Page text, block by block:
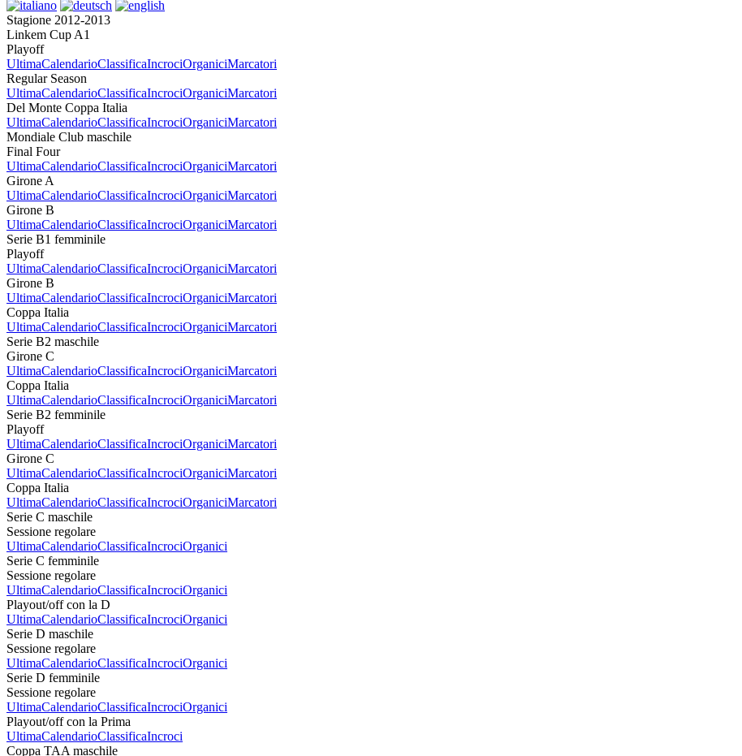
Stagione 2012-2013
Linkem Cup A1
Playoff
UltimaCalendarioClassificaIncrociOrganiciMarcatori
Regular Season
UltimaCalendarioClassificaIncrociOrganiciMarcatori
Del Monte Coppa Italia
UltimaCalendarioClassificaIncrociOrganiciMarcatori
Mondiale Club maschile
Final Four
UltimaCalendarioClassificaIncrociOrganiciMarcatori
Girone A
UltimaCalendarioClassificaIncrociOrganiciMarcatori
Girone B
UltimaCalendarioClassificaIncrociOrganiciMarcatori
Serie B1 femminile
Playoff
UltimaCalendarioClassificaIncrociOrganiciMarcatori
Girone B
UltimaCalendarioClassificaIncrociOrganiciMarcatori
Coppa Italia
UltimaCalendarioClassificaIncrociOrganiciMarcatori
Serie B2 maschile
Girone C
UltimaCalendarioClassificaIncrociOrganiciMarcatori
Coppa Italia
UltimaCalendarioClassificaIncrociOrganiciMarcatori
Serie B2 femminile
Playoff
UltimaCalendarioClassificaIncrociOrganiciMarcatori
Girone C
UltimaCalendarioClassificaIncrociOrganiciMarcatori
Coppa Italia
UltimaCalendarioClassificaIncrociOrganiciMarcatori
Serie C maschile
Sessione regolare
UltimaCalendarioClassificaIncrociOrganici
Serie C femminile
Sessione regolare
UltimaCalendarioClassificaIncrociOrganici
Playout/off con la D
UltimaCalendarioClassificaIncrociOrganici
Serie D maschile
Sessione regolare
UltimaCalendarioClassificaIncrociOrganici
Serie D femminile
Sessione regolare
UltimaCalendarioClassificaIncrociOrganici
Playout/off con la Prima
UltimaCalendarioClassificaIncroci
Coppa TAA maschile